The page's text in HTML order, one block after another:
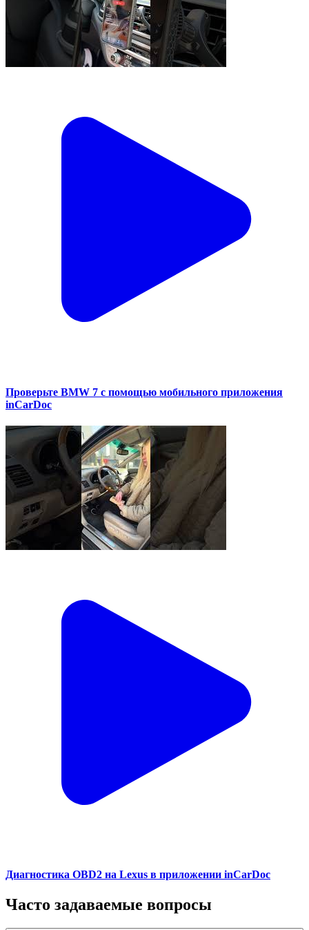
Проверьте BMW 7 с помощью мобильного приложения
inCarDoc
Диагностика OBD2 на Lexus в приложении inCarDoc
Часто задаваемые вопросы